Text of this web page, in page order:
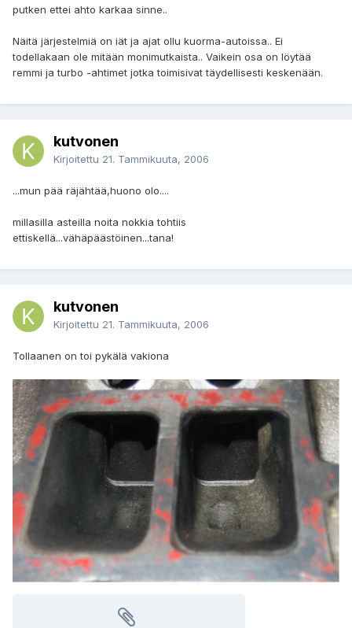
putken ettei ahto karkaa sinne..
Näitä järjestelmiä on iät ja ajat ollu kuorma-autoissa.. Ei
todellakaan ole mitään monimutkaista.. Vaikein osa on löytää
remmi ja turbo -ahtimet jotka toimisivat täydellisesti keskenään.
kutvonen
Kirjoitettu 21. Tammikuuta, 2006
...mun pää räjähtää,huono olo....
millasilla asteilla noita nokkia tohtiis
ettiskellä...vähäpäästöinen...tana!
kutvonen
Kirjoitettu 21. Tammikuuta, 2006
Tollaanen on toi pykälä vakiona